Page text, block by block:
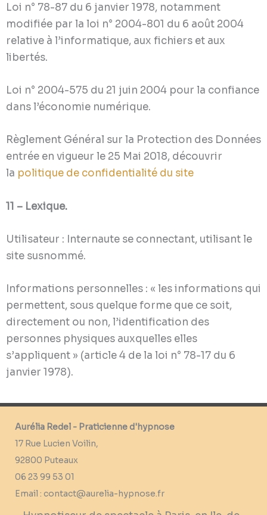
Loi n° 78-87 du 6 janvier 1978, notamment
modifiée par la loi n° 2004-801 du 6 août 2004
relative à l’informatique, aux fichiers et aux
libertés.
Loi n° 2004-575 du 21 juin 2004 pour la confiance
dans l’économie numérique.
Règlement Général sur la Protection des Données
entrée en vigueur le 25 Mai 2018, découvrir
la politique de confidentialité du site
11 – Lexique.
Utilisateur : Internaute se connectant, utilisant le
site susnommé.
Informations personnelles : « les informations qui
permettent, sous quelque forme que ce soit,
directement ou non, l’identification des
personnes physiques auxquelles elles
s’appliquent » (article 4 de la loi n° 78-17 du 6
janvier 1978).
Aurélia Redel - Praticienne d'hypnose
17 Rue Lucien Voilin,
92800 Puteaux
06 23 99 53 01
Email : contact@aurelia-hypnose.fr